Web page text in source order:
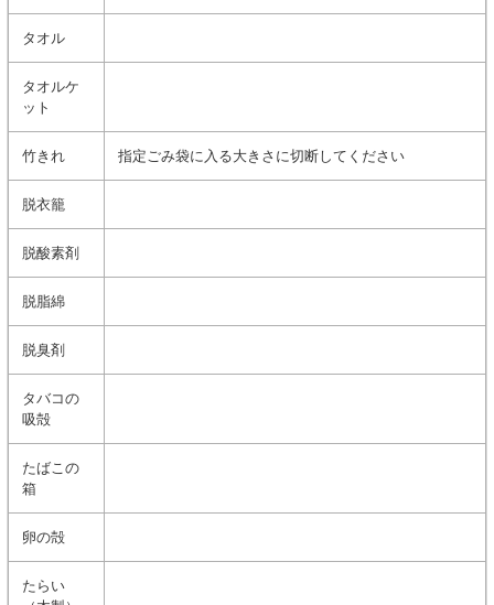
タオル
タオルケ
ット
竹きれ 指定ごみ袋に入る大きさに切断してください
脱衣籠
脱酸素剤
脱脂綿
脱臭剤
タバコの
吸殻
たばこの
箱
卵の殻
たらい